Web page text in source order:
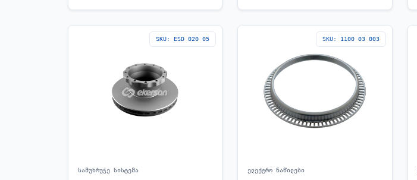
SKU: ESD 020 05
სამუხრუჭე სისტემა
SKU: 1100 03 003
ელექტრო ნაწილები